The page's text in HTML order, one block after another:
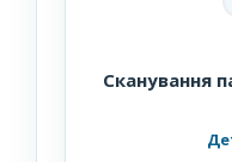
Сканування